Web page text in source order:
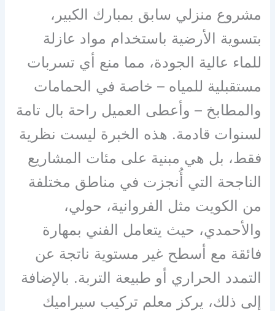
مشروع منزلي سابق بمبارك الكبير،
بتسوية الأرضية باستخدام مواد عازلة
للماء عالية الجودة، مما منع أي تسربات
مستقبلية للمياه – خاصة في الحمامات
والمطابخ – وأعطى العميل راحة بال تامة
لسنوات قادمة. هذه الخبرة ليست نظرية
فقط، بل هي مبنية على مئات المشاريع
الناجحة التي أُنجزت في مناطق مختلفة
من الكويت مثل الفروانية، حولي،
والأحمدي، حيث يتعامل الفني بمهارة
فائقة مع أسطح غير مستوية ناتجة عن
التمدد الحراري أو طبيعة التربة. بالإضافة
إلى ذلك، يركز معلم تركيب سيراميك